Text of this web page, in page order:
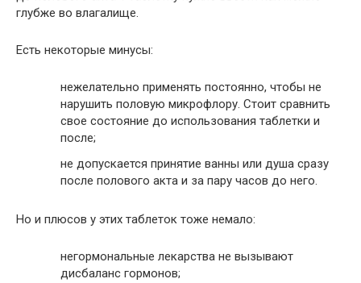
глубже во влагалище.
Есть некоторые минусы:
нежелательно применять постоянно, чтобы не
нарушить половую микрофлору. Стоит сравнить
свое состояние до использования таблетки и
после;
не допускается принятие ванны или душа сразу
после полового акта и за пару часов до него.
Но и плюсов у этих таблеток тоже немало:
негормональные лекарства не вызывают
дисбаланс гормонов;